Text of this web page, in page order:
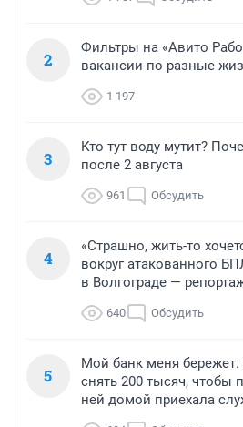
2
Фильтры на «Авито
вакансии по разные
1 197
3
Кто тут воду мутит?
после 2 августа
961 Обсудить
4
«Страшно, жить-то
вокруг атакованного
в Волгограде —
640 Обсудить
5
Мой банк меня бережет.
снять 200 тысяч, чтобы
ней домой приехала